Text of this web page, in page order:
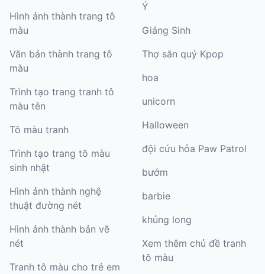
Hình ảnh thành trang tô
màu
Văn bản thành trang tô
màu
Trình tạo trang tranh tô
màu tên
Tô màu tranh
Trình tạo trang tô màu
sinh nhật
Hình ảnh thành nghệ
thuật đường nét
Hình ảnh thành bản vẽ
nét
Tranh tô màu cho trẻ em
Ý
Giáng Sinh
Thợ săn quỷ Kpop
hoa
unicorn
Halloween
đội cứu hỏa Paw Patrol
bướm
barbie
khủng long
Xem thêm chủ đề tranh
tô màu